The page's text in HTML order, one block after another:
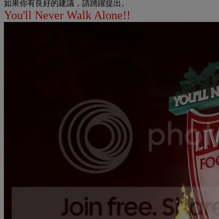
如果你有良好的建議，請踴躍提出。
You'll Never Walk Alone!!